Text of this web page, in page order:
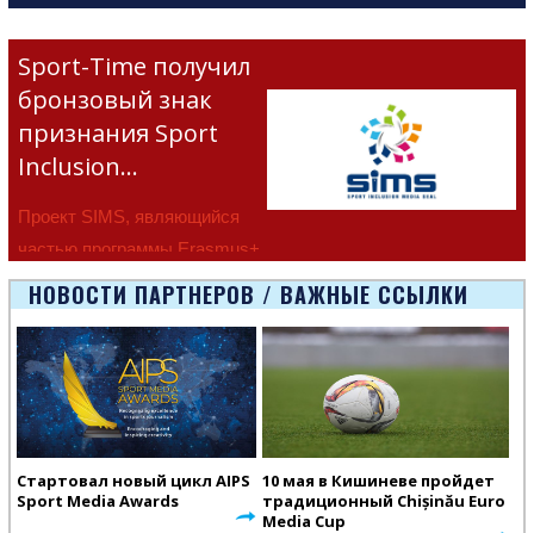
Sport-Time получил
бронзовый знак
признания Sport
Inclusion…
Проект SIMS, являющийся
частью программы Erasmus+
Европейско
НОВОСТИ ПАРТНЕРОВ / ВАЖНЫЕ ССЫЛКИ
Стартовал новый цикл AIPS
Sport Media Awards
10 мая в Кишиневе пройдет
традиционный Chișinău Euro
Media Cup